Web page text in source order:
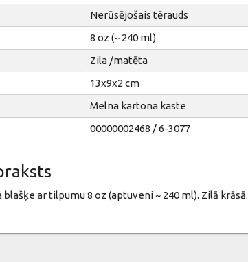
Nerūsējošais tērauds
8 oz (~ 240 ml)
Zila /matēta
13x9x2 cm
Melna kartona kaste
00000002468 / 6-3077
ar tilpumu 8 oz (aptuveni ~ 240 ml). Zilā krāsā.